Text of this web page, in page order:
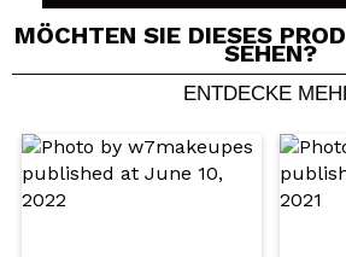
Ein Video oder Foto
Dein Video könnte das erste sein.
Würden Sie diesen Kauf
MÖCHTEN SIE DIESES
SEHEN?
ENTDECKE